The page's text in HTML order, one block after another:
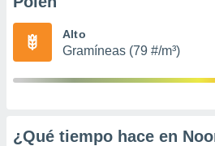
Alto
Gramíneas (79 #/m³)
¿Qué tiempo hace en